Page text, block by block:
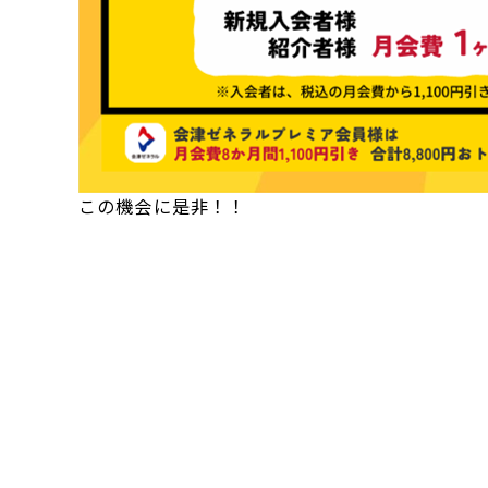
この機会に是非！！